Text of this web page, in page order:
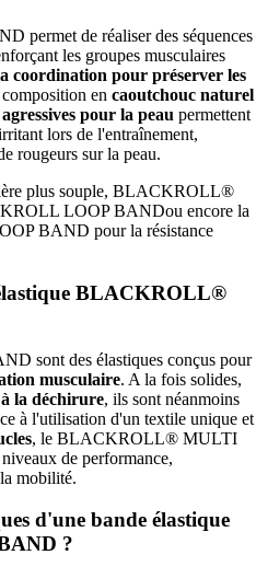
de réaliser des séquences
les groupes musculaires
coordination pour préserver les
en caoutchouc naturel
pour la peau permettent
lors de l'entraînement,
rougeurs sur la peau.
plus souple, BLACKROLL®
LOOP BANDou encore la
BAND pour la résistance
BLACKROLL®
sont des élastiques conçus pour
musculaire. A la fois solides,
la déchirure, ils sont néanmoins
à l'utilisation d'un textile unique et
, le BLACKROLL® MULTI
de performance,
mobilité.
d'une bande élastique
?